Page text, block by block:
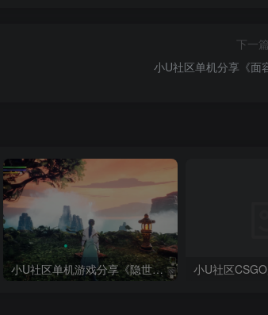
下一篇
小U社区单机分享《面
小U社区单机游戏分享《隐世神剑传》玄幻仙侠ROG格斗PC游戏+下载安装教程